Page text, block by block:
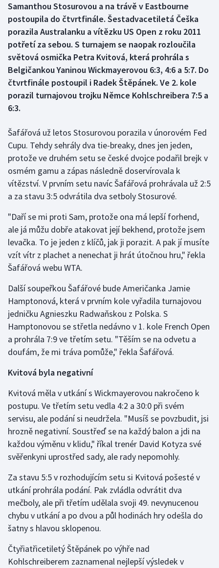
Curling
Dostihy
Florbal
Futsal
Golf
Gymnastika
Házená
Jezdectví
Krasobruslení
Lezení
Moderní pětiboj
Motorsport
Olympijské hry
Parasport
Plavání
Plážový volejbal
Ragby
Rychlobruslení
Rychlostní kanoistika
Short track
Sportovní střelba
Stolní tenis
Samanthou Stosurovou a na trávě v Eastbourne
postoupila do čtvrtfinále. Šestadvacetiletá Češka
porazila Australanku a vítězku US Open z roku 2011
potřetí za sebou. S turnajem se naopak rozloučila
světová osmička Petra Kvitová, která prohrála s
Belgičankou Yaninou Wickmayerovou 6:3, 4:6 a 5:7. Do
čtvrtfinále postoupil i Radek Štěpánek. Ve 2. kole
porazil turnajovou trojku Němce Kohlschreibera 7:5 a
6:3.
Šafářová už letos Stosurovou porazila v únorovém Fed
Cupu. Tehdy sehrály dva tie-breaky, dnes jen jeden,
protože ve druhém setu se české dvojce podařil brejk v
osmém gamu a zápas následně doservírovala k
vítězství. V prvním setu navíc Šafářová prohrávala už 2:5
a za stavu 3:5 odvrátila dva setboly Stosurové.
"Daří se mi proti Sam, protože ona má lepší forhend,
ale já můžu dobře atakovat její bekhend, protože jsem
levačka. To je jeden z klíčů, jak ji porazit. A pak jí musíte
vzít vítr z plachet a nenechat ji hrát útočnou hru," řekla
Šafářová webu WTA.
Další soupeřkou Šafářové bude Američanka Jamie
Hamptonová, která v prvním kole vyřadila turnajovou
jedničku Agnieszku Radwaňskou z Polska. S
Hamptonovou se střetla nedávno v 1. kole French Open
a prohrála 7:9 ve třetím setu. "Těším se na odvetu a
doufám, že mi tráva pomůže," řekla Šafářová.
Kvitová byla negativní
Kvitová měla v utkání s Wickmayerovou nakročeno k
postupu. Ve třetím setu vedla 4:2 a 30:0 při svém
servisu, ale podání si neudržela. "Musíš se povzbudit, jsi
hrozně negativní. Soustřeď se na každý balon a jdi na
každou výměnu v klidu," říkal trenér David Kotyza své
svěřenkyni uprostřed sady, ale rady nepomohly.
Za stavu 5:5 v rozhodujícím setu si Kvitová pošesté v
utkání prohrála podání. Pak zvládla odvrátit dva
mečboly, ale při třetím udělala svoji 49. nevynucenou
chybu v utkání a po dvou a půl hodinách hry odešla do
šatny s hlavou sklopenou.
Čtyřiatřicetiletý Štěpánek po výhře nad
Kohlschreiberem zaznamenal nejlepší výsledek v